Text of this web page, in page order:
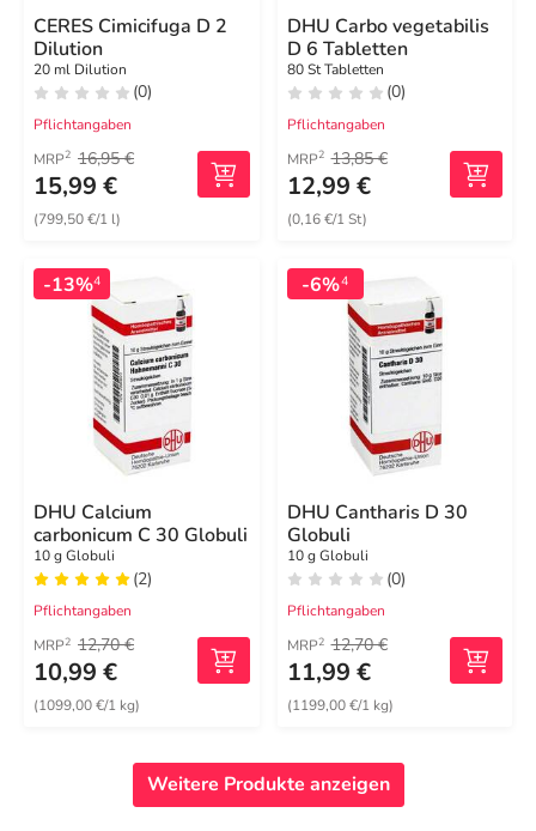
CERES Cimicifuga D 2
Dilution
20 ml Dilution
(0)
Pflichtangaben
MRP2 16,95 €
15,99 €
(799,50 €/1 l)
DHU Carbo vegetabilis
D 6 Tabletten
80 St Tabletten
(0)
Pflichtangaben
MRP2 13,85 €
12,99 €
(0,16 €/1 St)
-13%4
DHU Calcium
carbonicum C 30 Globuli
10 g Globuli
(2)
Pflichtangaben
MRP2 12,70 €
10,99 €
(1099,00 €/1 kg)
-6%4
DHU Cantharis D 30
Globuli
10 g Globuli
(0)
Pflichtangaben
MRP2 12,70 €
11,99 €
(1199,00 €/1 kg)
Weitere Produkte anzeigen